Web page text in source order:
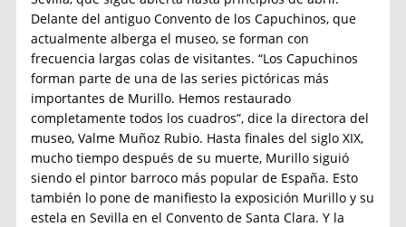
Delante del antiguo Convento de los Capuchinos, que
actualmente alberga el museo, se forman con
frecuencia largas colas de visitantes. “Los Capuchinos
forman parte de una de las series pictóricas más
importantes de Murillo. Hemos restaurado
completamente todos los cuadros”, dice la directora del
museo, Valme Muñoz Rubio. Hasta finales del siglo XIX,
mucho tiempo después de su muerte, Murillo siguió
siendo el pintor barroco más popular de España. Esto
también lo pone de manifiesto la exposición Murillo y su
estela en Sevilla en el Convento de Santa Clara. Y la